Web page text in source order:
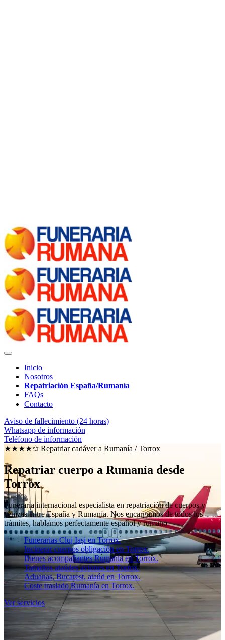
Inicio
Nosotros
Repatriación España/Rumanía
FAQs
Contacto
Aviso de fallecimiento (24 horas)
Whatsapp de información
Teléfono de información
★★★★✩ Repatriar cadáver a Rumanía /Torrox
Repatriar cuerpo a Rumanía desde
Torrox
Funeraria internacional especialista en repatriación de cuerpos y
cenizas entre España y Rumanía. Nos encargamos de todos los
trámites, hablamos perfectamente español y rumano
Funerarias Cluj Iași en Torrox.
Incinerar cuerpos obligación en Torrox.
Bienes acompañantes Rumanía en Torrox.
Tamaños ataúdes aviones en Torrox.
Aduanas, Bucarest, ataúd en Torrox.
Coste traslado Rumanía en Torrox.
Ver servicios